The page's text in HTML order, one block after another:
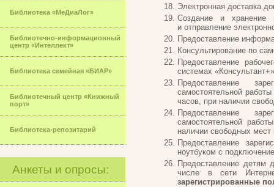
Библиотека «МеДиаЛог»
Библиотечно-информационный
центр «Интеллект»
Библиотека семейная «БИАР»
Библиотечный центр «Книжный
порт»
Библиотека-репозитарий
Анкеты и опросы:
Электронная доставка
Создание и хранение
и отправление
Предоставление
Консультирование по
Предоставление
системах
Предоставление
самостоятельной
часов, при наличии
Предоставление
самостоятельной
наличии свободных мест
Предоставление
ноутбуком с
Предоставление детям
числе в сети
зарегистрированные